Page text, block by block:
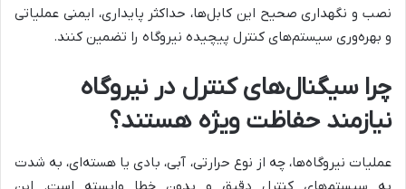
نصب و نگهداری صحیح این کابل‌ها، حداکثر پایداری، ایمنی عملیاتی
و بهره‌وری سیستم‌های کنترل پیچیده نیروگاه را تضمین کنند.
چرا سیگنال‌های کنترل در نیروگاه
نیازمند حفاظت ویژه هستند؟
عملیات نیروگاه‌ها، چه از نوع حرارتی، آبی، بادی یا هسته‌ای، به شدت